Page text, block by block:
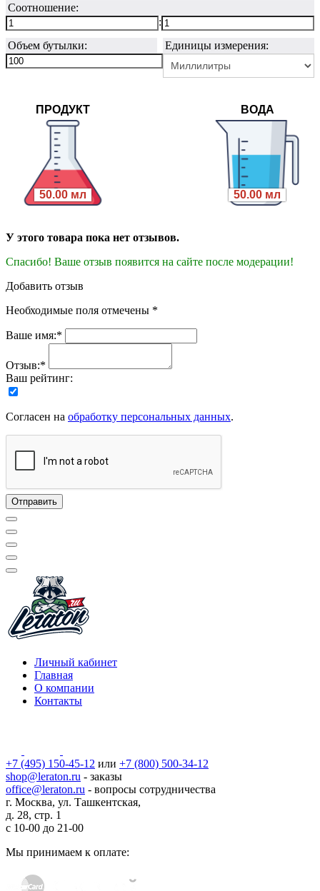
Соотношение:
:
Объем бутылки:
Единицы измерения:
ПРОДУКТ
50.00 мл
ВОДА
50.00 мл
У этого товара пока нет отзывов.
Спасибо! Ваше отзыв появится на сайте после модерации!
Добавить отзыв
Необходимые поля отмечены *
Ваше имя:*
Отзыв:*
Ваш рейтинг:
Согласен на обработку персональных данных.
Личный кабинет
Главная
О компании
Контакты
+7 (495) 150-45-12 или +7 (800) 500-34-12
shop@leraton.ru - заказы
office@leraton.ru - вопросы сотрудничества
г. Москва, ул. Ташкентская,
д. 28, стр. 1
с 10-00 до 21-00
Мы принимаем к оплате: